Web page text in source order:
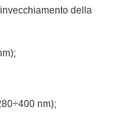
della
nm);